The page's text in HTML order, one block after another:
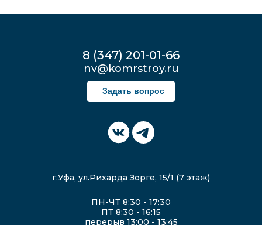
8 (347) 201-01-66
nv@komrstroy.ru
Задать вопрос
г.Уфа, ул.Рихарда Зорге, 15/1 (7 этаж)
ПН-ЧТ 8:30 - 17:30
ПТ 8:30 - 16:15
перерыв 13:00 - 13:45